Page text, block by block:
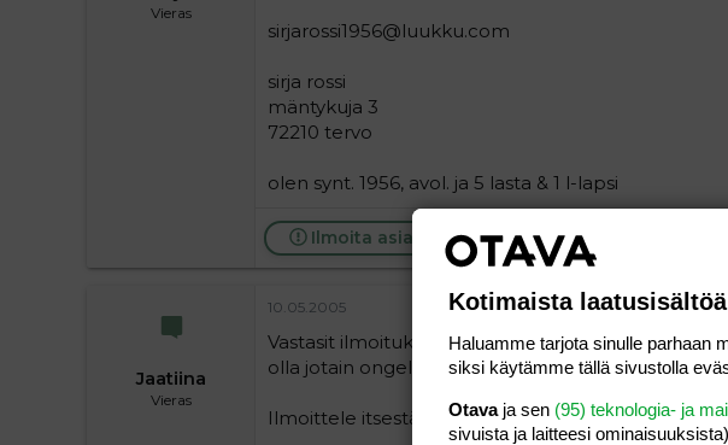
Vieras
sirjarossi1956@luukku.com
sirja rossi
mäntykuja 3
72210 tervo
olen synt. 1956, avol. ja 5 lasta & 1 l-lapsi
Ilmoita asiaton viesti
Jaatiina
Vieras
10.05.2005
Vastasit ilmoitukseeni jo aiemmin. Onko viestini
olla jotain ongelmia.
Ilmoittele itsestäsi.
Kotimaista
Haluamme tarjota sinulle parhaan
siksi käytämme tällä sivustolla
Otavaja sen (95) teknologia- ja
sivuista ja laitteesi